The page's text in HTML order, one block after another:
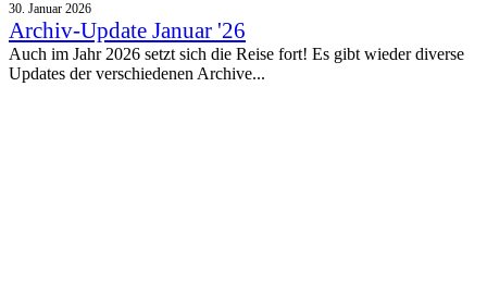
30. Januar 2026
Archiv-Update Januar '26
Auch im Jahr 2026 setzt sich die Reise fort! Es gibt wieder diverse
Updates der verschiedenen Archive...